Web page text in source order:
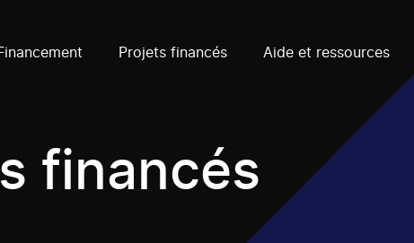
Projets financés Aide et ressources
financés